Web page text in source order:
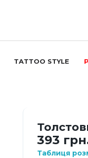
TATTOO STYLE
393
Таблиця